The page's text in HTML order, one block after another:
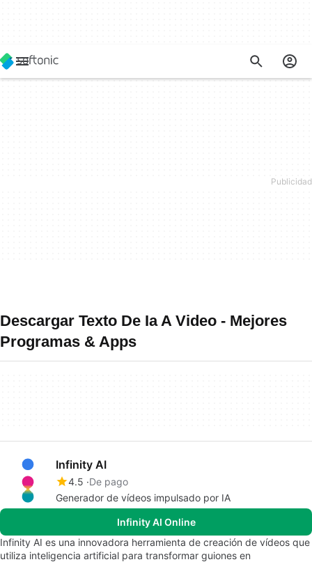
Descargar Texto De Ia A Video - Mejores
Programas & Apps
Infinity AI
4.5 De pago
Generador de vídeos impulsado por IA
Infinity AI Online
Infinity AI es una innovadora herramienta de creación de vídeos que
utiliza inteligencia artificial para transformar guiones en